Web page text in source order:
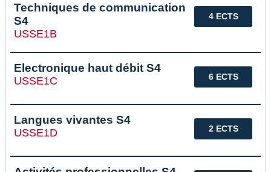
4 ECTS
Techniques de communication
S4
USSE1B
6 ECTS
Electronique haut débit S4
USSE1C
2 ECTS
Langues vivantes S4
USSE1D